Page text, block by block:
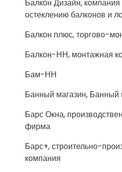
Балкон Дизайн, компания
остеклению балконов и
Балкон плюс, торгово-
Балкон-НН, монтажная
Бам-НН
Банный магазин, Банный
Барс Окна,
фирма
Барс+, строительно-
компания